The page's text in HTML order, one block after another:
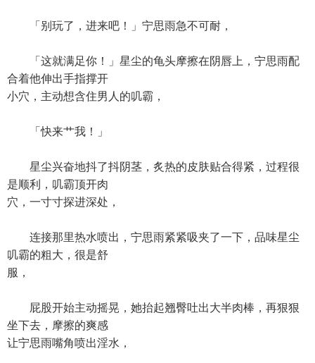
「别玩了，进来吧！」宁思雨急不可耐，
「这就满足你！」星尘的龟头摩擦在阴唇上，宁思雨配
合着他伸出手指撑开
小穴，主动想含住男人的叽霸，
「快来艹我！」
星尘兴奋地抖了抖阴茎，炙热的皮肤贴合得紧，过程很
是顺利，叽霸顶开肉
穴，一寸寸探进深处，
连接那里热水喷出，宁思雨紧紧吸夹了一下，品味星尘
叽霸的粗大，很是舒
服，
屁股开始主动摇晃，她抬起翘臀吐出大半肉棒，再狠狠
坐下去，摩擦的爽感
让宁思雨嘴角喷出淫水，